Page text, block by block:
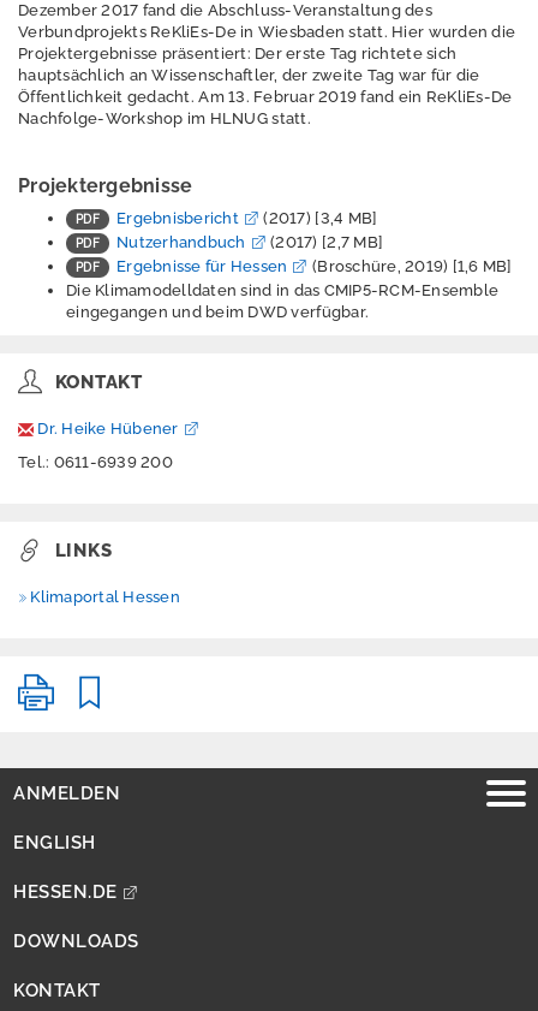
Anpassung an den
Klimawandel
Handlungshilfen
Projekte
Krisenvorbereitung
KLIMPRAX
KLIMPRAX
Stadtklima
KLIMPRAX
Dezember 2017 fand die Abschluss-Veranstaltung des
Verbundprojekts ReKliEs-De in Wiesbaden statt. Hier wurden die
Projektergebnisse präsentiert: Der erste Tag richtete sich
hauptsächlich an Wissenschaftler, der zweite Tag war für die
Öffentlichkeit gedacht. Am 13. Februar 2019 fand ein ReKliEs-De
Nachfolge-Workshop im HLNUG statt.
Projektergebnisse
Ergebnisbericht
(2017) [3,4 MB]
Nutzerhandbuch
(2017) [2,7 MB]
Ergebnisse für Hessen
(Broschüre, 2019) [1,6 MB]
Die Klimamodelldaten sind in das CMIP5-RCM-Ensemble
eingegangen und beim DWD verfügbar.
KONTAKT
Dr. Heike Hübener
Tel.: 0611-6939 200
LINKS
Klimaportal Hessen
ANMELDEN
ENGLISH
HESSEN.DE
DOWNLOADS
KONTAKT